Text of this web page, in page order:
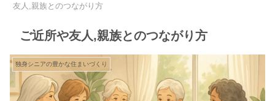
友人,親族とのつながり方
ご近所や友人,親族とのつながり方
独身シニアの豊かな住まいづくり